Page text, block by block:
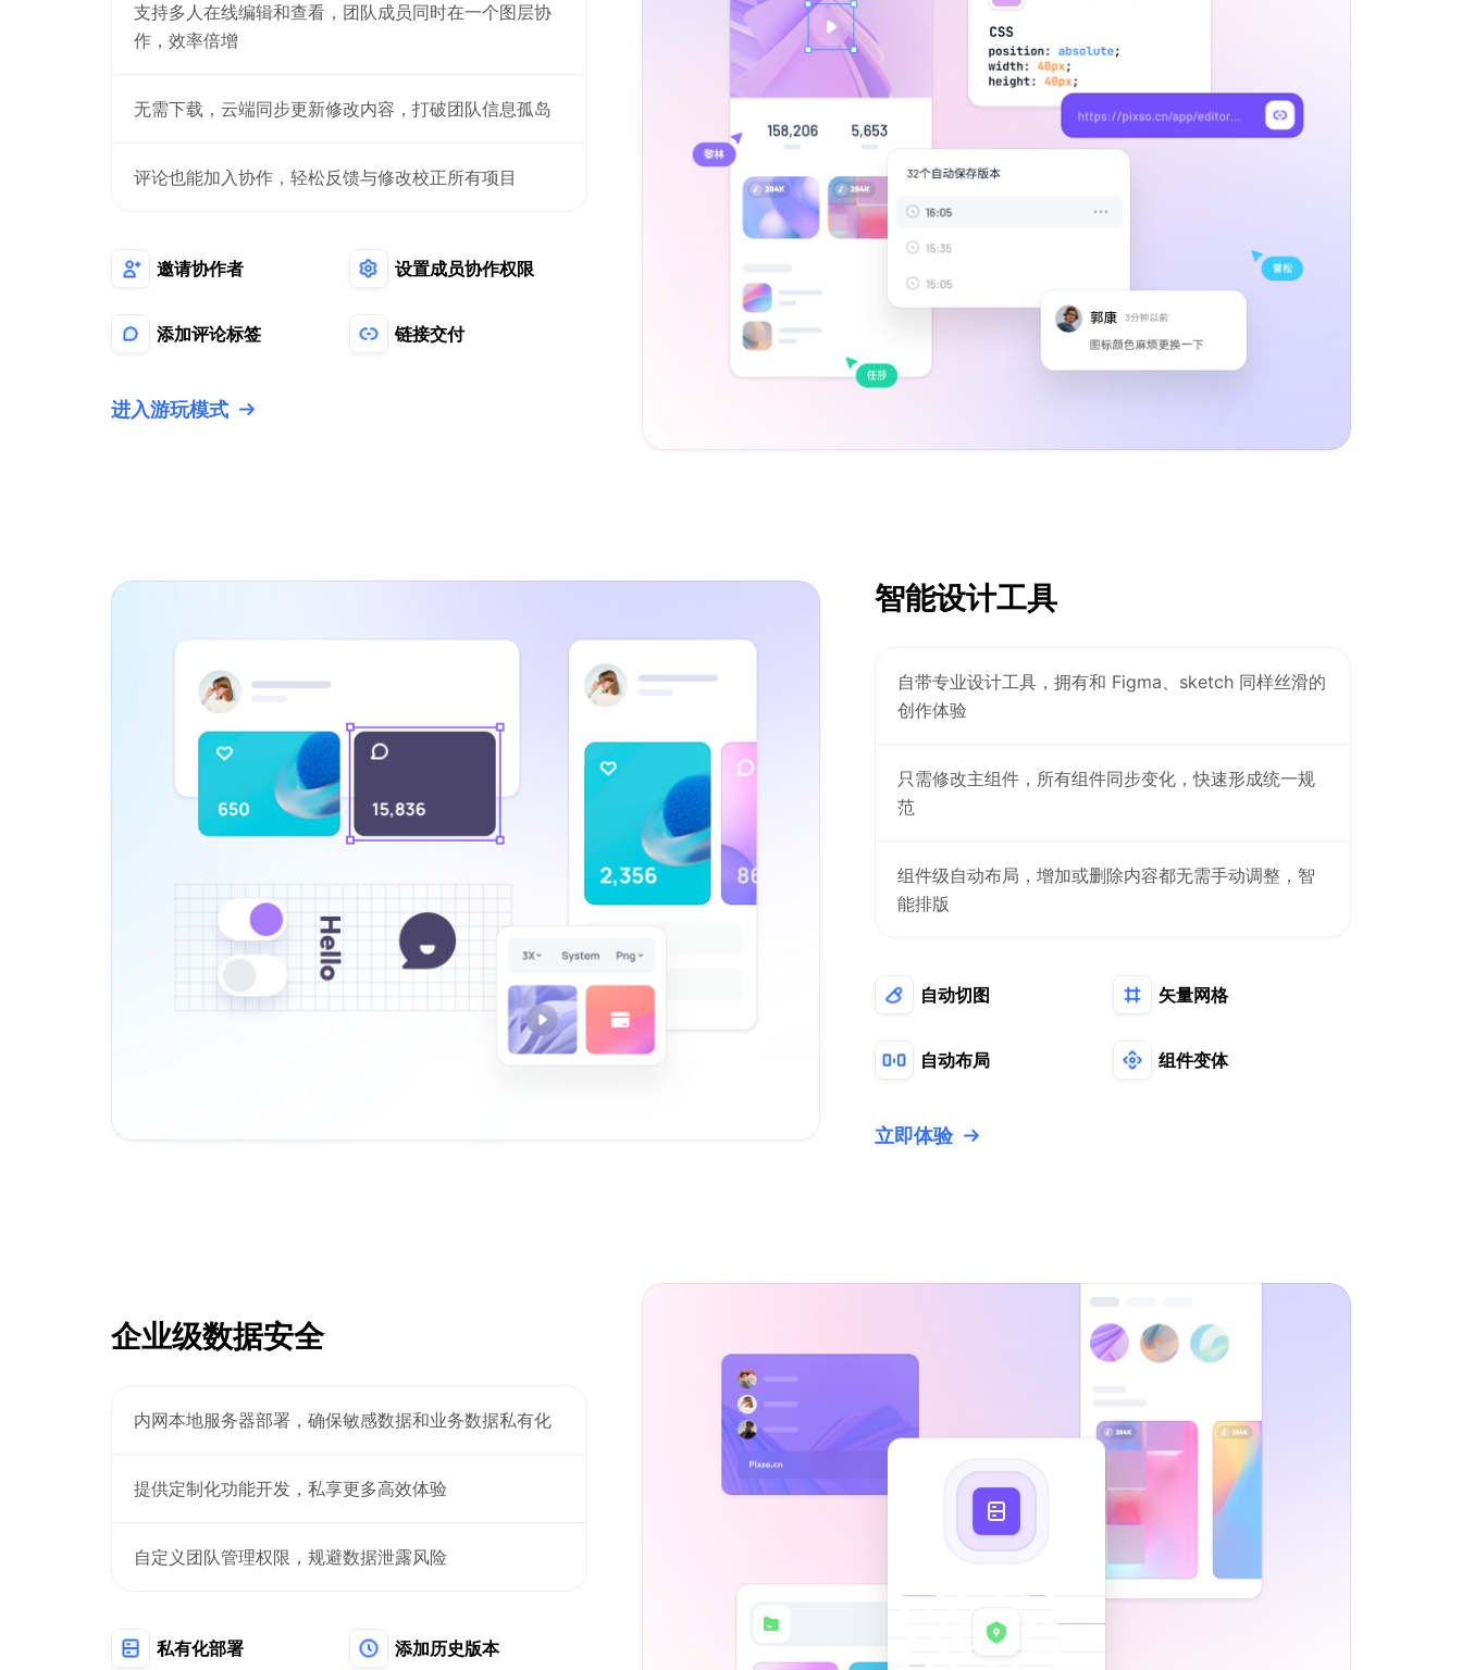
支持多人在线编辑和查看，团队成员同时在一个图层协
作，效率倍增
无需下载，云端同步更新修改内容，打破团队信息孤岛
评论也能加入协作，轻松反馈与修改校正所有项目
邀请协作者 设置成员协作权限
添加评论标签 链接交付
进入游玩模式
智能设计工具
自带专业设计工具，拥有和 Figma、sketch 同样丝滑的
创作体验
只需修改主组件，所有组件同步变化，快速形成统一规
范
组件级自动布局，增加或删除内容都无需手动调整，智
能排版
自动切图 矢量网格
自动布局 组件变体
立即体验
企业级数据安全
内网本地服务器部署，确保敏感数据和业务数据私有化
提供定制化功能开发，私享更多高效体验
自定义团队管理权限，规避数据泄露风险
私有化部署 添加历史版本